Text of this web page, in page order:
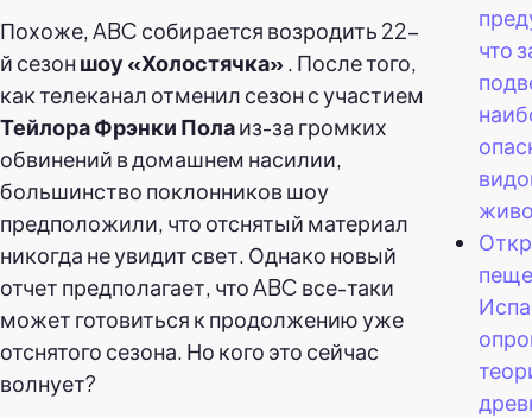
Похоже, ABC собирается возродить 22-
й сезон шоу «Холостячка». После того,
как телеканал отменил сезон с участием
Тейлора Фрэнки Полаиз-за громких
обвинений в домашнем насилии,
большинство поклонников шоу
предположили, что отснятый материал
никогда не увидит свет. Однако новый
отчет предполагает, что ABC все-таки
может готовиться к продолжению уже
отснятого сезона. Но кого это сейчас
волнует?
что